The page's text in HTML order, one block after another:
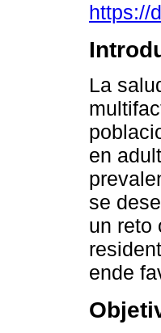
https://
La
en
se
un reto
ende